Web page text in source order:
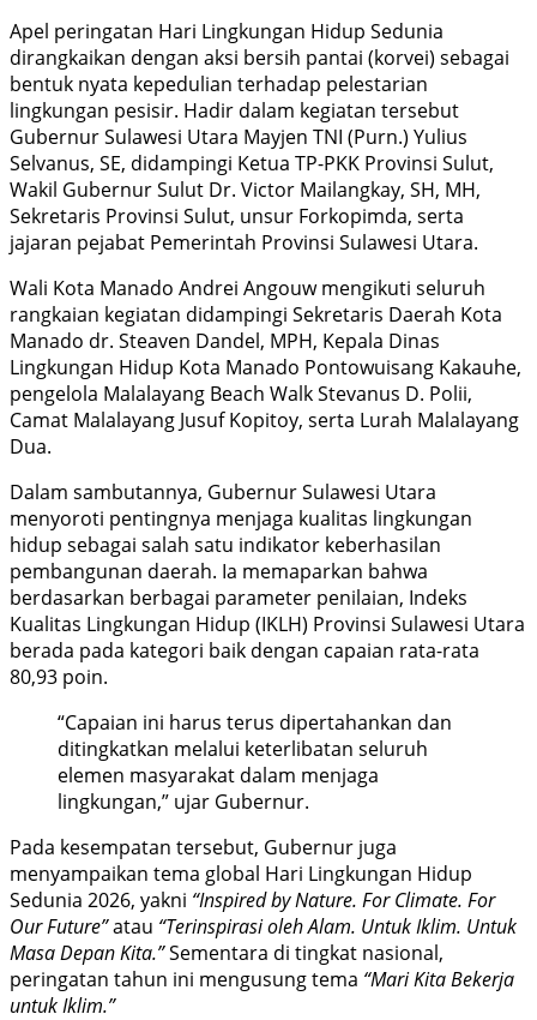
Apel peringatan Hari Lingkungan Hidup Sedunia
dirangkaikan dengan aksi bersih pantai (korvei) sebagai
bentuk nyata kepedulian terhadap pelestarian
lingkungan pesisir. Hadir dalam kegiatan tersebut
Gubernur Sulawesi Utara Mayjen TNI (Purn.) Yulius
Selvanus, SE, didampingi Ketua TP-PKK Provinsi Sulut,
Wakil Gubernur Sulut Dr. Victor Mailangkay, SH, MH,
Sekretaris Provinsi Sulut, unsur Forkopimda, serta
jajaran pejabat Pemerintah Provinsi Sulawesi Utara.
Wali Kota Manado Andrei Angouw mengikuti seluruh
rangkaian kegiatan didampingi Sekretaris Daerah Kota
Manado dr. Steaven Dandel, MPH, Kepala Dinas
Lingkungan Hidup Kota Manado Pontowuisang Kakauhe,
pengelola Malalayang Beach Walk Stevanus D. Polii,
Camat Malalayang Jusuf Kopitoy, serta Lurah Malalayang
Dua.
Dalam sambutannya, Gubernur Sulawesi Utara
menyoroti pentingnya menjaga kualitas lingkungan
hidup sebagai salah satu indikator keberhasilan
pembangunan daerah. Ia memaparkan bahwa
berdasarkan berbagai parameter penilaian, Indeks
Kualitas Lingkungan Hidup (IKLH) Provinsi Sulawesi Utara
berada pada kategori baik dengan capaian rata-rata
80,93 poin.
“Capaian ini harus terus dipertahankan dan
ditingkatkan melalui keterlibatan seluruh
elemen masyarakat dalam menjaga
lingkungan,” ujar Gubernur.
Pada kesempatan tersebut, Gubernur juga
menyampaikan tema global Hari Lingkungan Hidup
Sedunia 2026, yakni “Inspired by Nature. For Climate. For
Our Future”atau “Terinspirasi oleh Alam. Untuk Iklim. Untuk
Masa Depan Kita.”Sementara di tingkat nasional,
peringatan tahun ini mengusung tema “Mari Kita Bekerja
untuk Iklim.”